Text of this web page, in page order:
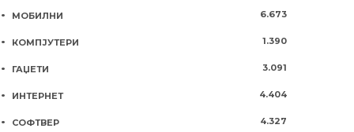
МОБИЛНИ 6.673
КОМПЈУТЕРИ 1.390
ГАЏЕТИ 3.091
ИНТЕРНЕТ 4.404
СОФТВЕР 4.327